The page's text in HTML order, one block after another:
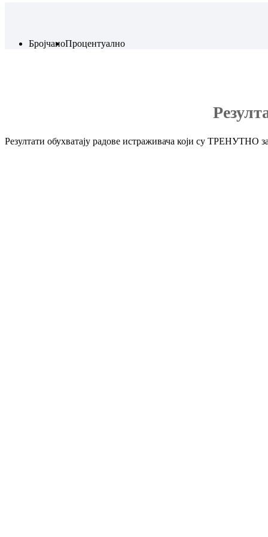
БројчаноПроцентуално
Резултати обухватају радове истраживача који су ТРЕНУТНО